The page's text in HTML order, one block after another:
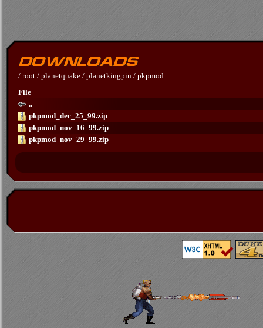
/ root / planetquake / planetkingpin / pkpmod
File
..
pkpmod_dec_25_99.zip
pkpmod_nov_16_99.zip
pkpmod_nov_29_99.zip